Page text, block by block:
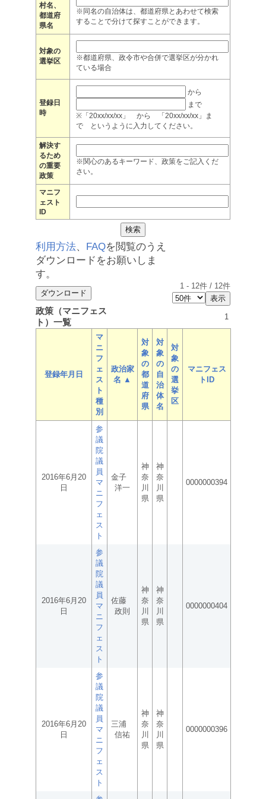
村名、
都道府
県名
※同名の自治体は、都道府県とあわせて検索
することで分けて探すことができます。
対象の
選挙区
※都道府県、政令市や合併で選挙区が分かれ
ている場合
登録日
時
から
まで
※「20xx/xx/xx」 から 「20xx/xx/xx」ま
で というように入力してください。
解決す
るため
の重要
政策
※関心のあるキーワード、政策をご記入くだ
さい。
マニフ
ェスト
ID
利用方法、 FAQを閲覧のうえ
ダウンロードをお願いしま
す。
1 - 12件 / 12件
政策（マニフェス
ト）一覧
1
登録年月日
マ
ニ
フ
ェ
ス
ト
種
別
政治家
名 ▲
対
象
の
都
道
府
県
対
象
の
自
治
体
名
対
象
の
選
挙
区
マニフェス
トID
2016年6月20
日
参
議
院
議
員
マ
ニ
フ
ェ
ス
ト
金子
洋一
神
奈
川
県
神
奈
川
県
0000000394
2016年6月20
日
参
議
院
議
員
マ
ニ
フ
ェ
ス
ト
佐藤
政則
神
奈
川
県
神
奈
川
県
0000000404
2016年6月20
日
参
議
院
議
員
マ
ニ
フ
ェ
ス
ト
三浦
信祐
神
奈
川
県
神
奈
川
県
0000000396